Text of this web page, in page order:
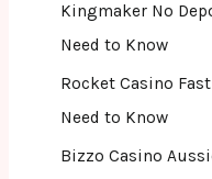
Kingmaker No
Need to Know
Rocket Casino
Need to Know
Bizzo Casino